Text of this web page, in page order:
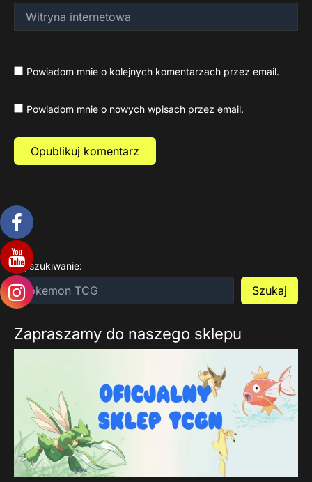
internetowa
Powiadom mnie o kolejnych komentarzach przez email.
Powiadom mnie o nowych wpisach przez email.
Wyszukiwanie:
Szukaj
Zapraszamy do naszego sklepu